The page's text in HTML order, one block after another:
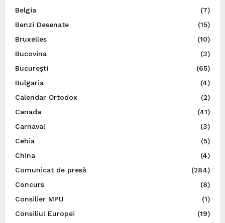
Belgia
(7)
Benzi Desenate
(15)
Bruxelles
(10)
Bucovina
(3)
București
(65)
Bulgaria
(4)
Calendar Ortodox
(2)
Canada
(41)
Carnaval
(3)
Cehia
(5)
China
(4)
Comunicat de presă
(284)
Concurs
(8)
Consilier MPU
(1)
Consiliul Europei
(19)